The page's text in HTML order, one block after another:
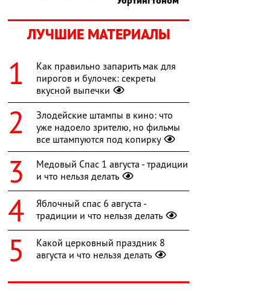
ЛУЧШИЕ МАТЕРИАЛЫ
Как правильно запарить мак для
пирогов и булочек: секреты
вкусной выпечки
Злодейские штампы в кино: что
уже надоело зрителю, но фильмы
все штампуются под копирку
Медовый Спас 1 августа - традиции
и что нельзя делать
Яблочный спас 6 августа -
традиции и что нельзя делать
Какой церковный праздник 8
августа и что нельзя делать